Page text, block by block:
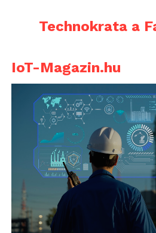
Technokrata a
IoT-Magazin.hu